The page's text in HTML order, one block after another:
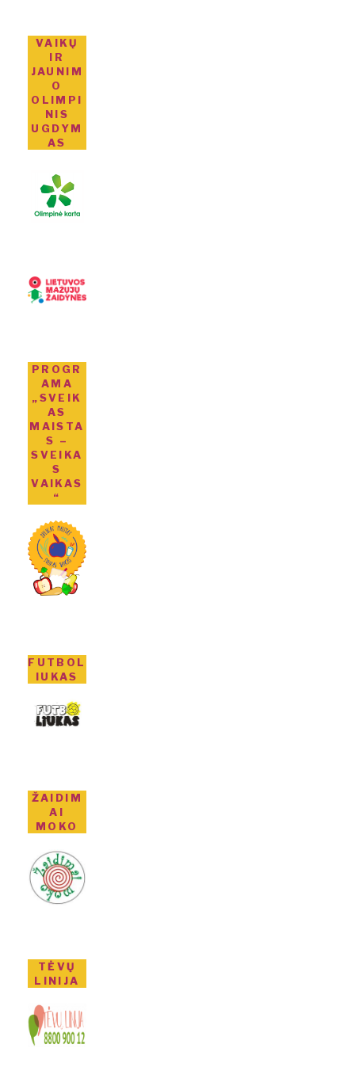
VAIKŲ
IR
JAUNIM
O
OLIMPI
NIS
UGDYM
AS
PROGR
AMA
„SVEIK
AS
MAISTA
S –
SVEIKA
S
VAIKAS
“
FUTBOL
IUKAS
ŽAIDIM
AI
MOKO
TĖVŲ
LINIJA